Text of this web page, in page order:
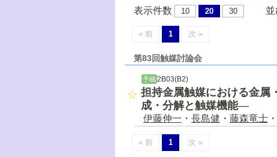
表示件数 10 20 30 並
« 前 1 次 »
第83回触媒討論会
予稿 2B03(B2)
担持金属触媒における金属
成・分解と触媒機能―
伊藤伸一 ・ 長島健 ・ 藤森竜士 ・
« 前 1 次 »